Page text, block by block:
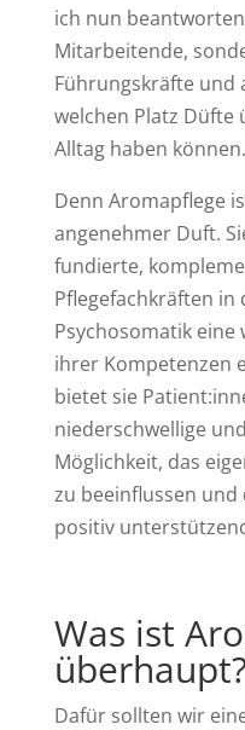
ich nun
Mitarbeitende,
Führungskräfte und
welchen Platz
Alltag haben können.
Denn Aromapflege
angenehmer Duft.
fundierte,
Pflegefachkräften in
Psychosomatik
ihrer Kompetenzen
bietet sie
niederschwellige
Möglichkeit, das
zu beeinflussen und
positiv
Was ist
überhaupt?
Dafür sollten wir